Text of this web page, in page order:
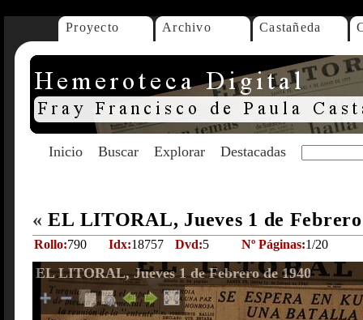
Proyecto Archivo Castañeda
Inicio Buscar Explorar Destacadas
« EL LITORAL, Jueves 1 de
Rollo:790 Idx:18757 Dvd:5 Nº Páginas:1/20
EL LITORAL, Jueves 1 de Febrero de 1940